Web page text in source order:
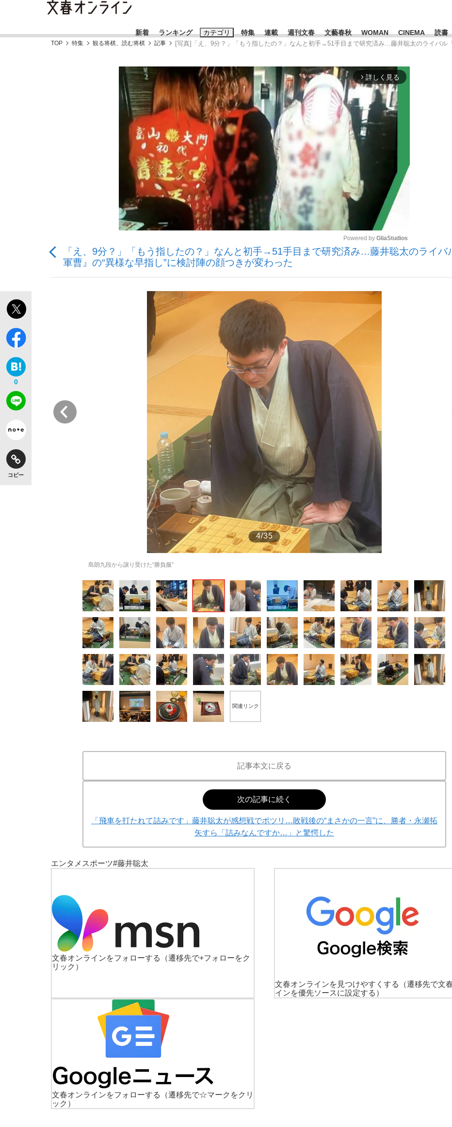
新着 ランキング カテゴリ
「90%は失敗する。でも…」本田圭佑が初めて明かした日本代表監督に... 「最悪の空気のまま解散」
「敗因分析は一切聞かれなかった」侍ジャパン選手が証言した“NPB聞... 「クマが悪者扱いされているのが
「目標達成できなかったからと言って…」サッカー日本代表・森保一監督...
もっと見る
特集
私のあのとき、私
観る将棋、読む将棋
いまさら聞けない資産運用のすべて
もっと見る
連載 週刊文春 文藝春秋 WOMAN CINEMA 読書
おすすめのキーワードタグ一覧
#藤田晋 #三山凌輝 #高市早苗 #後藤真希 #森岡毅 #城彰二 #内田有紀
#玉木雄一郎
#亀和田武
TOP 特集 観る将棋、読む将棋 記事 [写真]「え、9分？」「もう指したの？」なんと初手→51手目まで研究済み…藤井聡太のライバル
arrow_forward_ios 詳しく見る
Powered by GliaStudios
「え、9分？」「もう指したの？」なんと初手→51手目まで研究済み…藤井聡太のライバ
軍曹』の“異様な早指し”に検討陣の顔つきが変わった
0
コピー
4/35
島朗九段から譲り受けた“勝負服”
関連リンク
記事本文に戻る
次の記事に続く
「飛車を打たれて詰みです」藤井聡太が感想戦でポツリ…敗戦後の“まさかの一言”に、勝者・永瀬拓
矢すら「詰みなんですか…」と驚愕した
エンタメ スポーツ#藤井聡太
文春オンラインをフォローする
（遷移先で+フォローをク
リック）
文春オンラインを見つけやすくする
（遷移先で文
インを優先ソースに設定する）
文春オンラインをフォローする
（遷移先で☆マークをクリ
ック）